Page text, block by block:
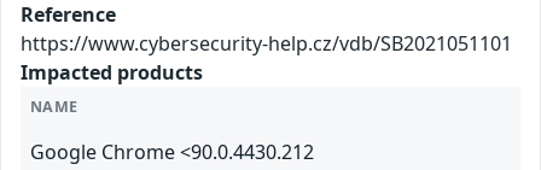
Reference
https://www.cybersecurity-help.cz/vdb/SB2021051101
Impacted products
NAME
Google Chrome <90.0.4430.212